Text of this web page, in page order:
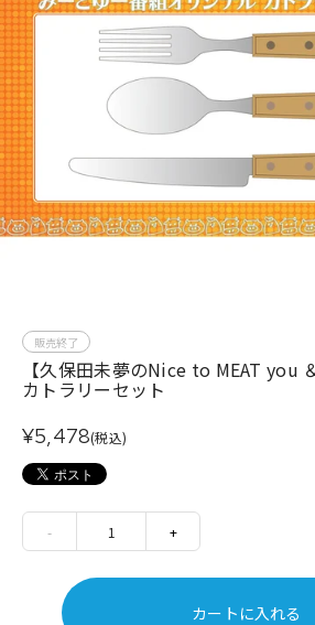
販売終了
【久保田未夢のNice to MEAT you
カトラリーセット
¥5,478(税込)
- 1 +
カートに入れる